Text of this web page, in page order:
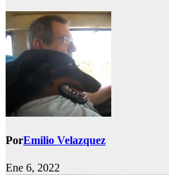
PorEmilio Velazquez
Ene 6, 2022